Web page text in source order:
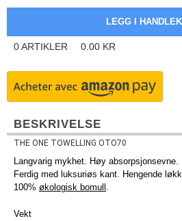
0ARTIKLER 0.00 KR
BESKRIVELSE
THE ONE TOWELLING OTO70
Langvarig mykhet. Høy
Ferdig med luksuriøs kant. Hengende
100% økologisk bomull .
Vekt